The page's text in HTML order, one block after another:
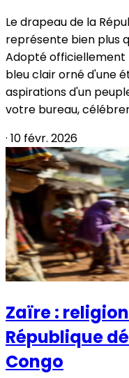
Le drapeau de la
représente bien plus
Adopté officiellement
bleu clair orné d'une
aspirations d'un
votre bureau,
· 10 févr. 2026
Zaïre :
République
Congo